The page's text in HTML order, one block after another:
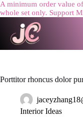
A minimum order value
whole set only. Support
content
Porttitor rhoncus dolor
Interior Ideas